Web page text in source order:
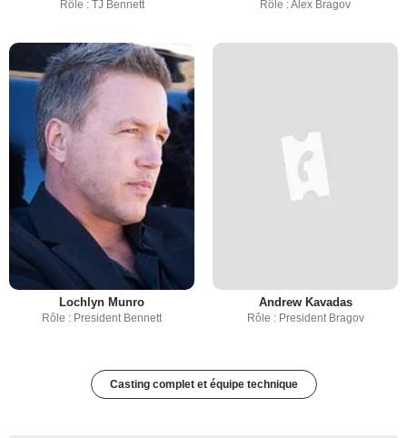
Rôle : TJ Bennett Rôle : Alex Bragov
Lochlyn Munro
Rôle : President Bennett
Andrew Kavadas
Rôle : President Bragov
Casting complet et équipe technique